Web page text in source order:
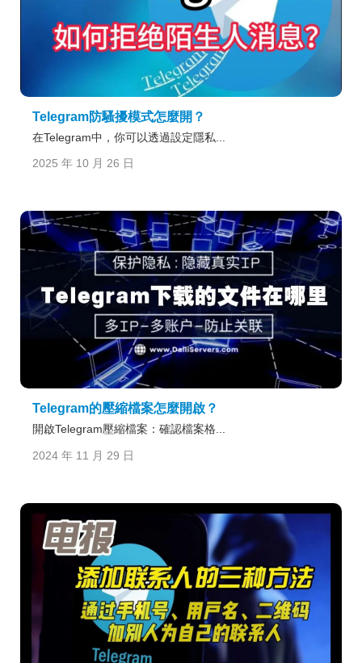
Telegram防騷擾模式怎麼開？
在Telegram中，你可以透過設定隱私...
2025 年 10 月 26 日
Telegram的壓縮檔案怎麼開啟？
開啟Telegram壓縮檔案：確認檔案格...
2024 年 11 月 29 日